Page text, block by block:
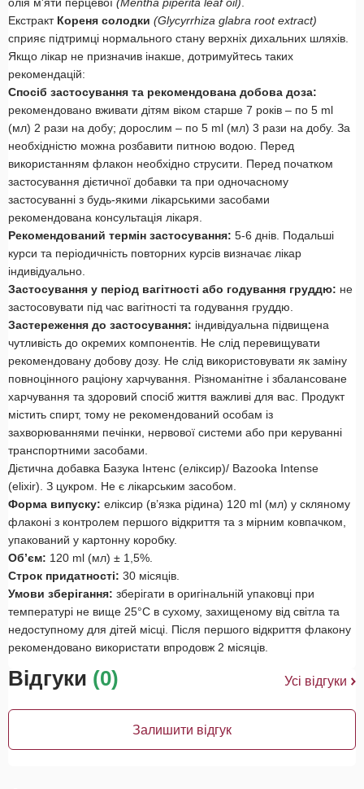
Екстракт Кореня солодки (Glycyrrhiza glabra root extract)
сприяє підтримці нормального стану верхніх дихальних шляхів.
Якщо лікар не призначив інакше, дотримуйтесь таких
рекомендацій:
Спосіб застосування та рекомендована добова доза:
рекомендовано вживати дітям віком старше 7 років – по 5 ml
(мл) 2 рази на добу; дорослим – по 5 ml (мл) 3 рази на добу. За
необхідністю можна розбавити питною водою. Перед
використанням флакон необхідно струсити. Перед початком
застосування дієтичної добавки та при одночасному
застосуванні з будь-якими лікарськими засобами
рекомендована консультація лікаря.
Рекомендований термін застосування: 5-6 днів. Подальші
курси та періодичність повторних курсів визначає лікар
індивідуально.
Застосування у період вагітності або годування груддю: не
застосовувати під час вагітності та годування груддю.
Застереження до застосування: індивідуальна підвищена
чутливість до окремих компонентів. Не слід перевищувати
рекомендовану добову дозу. Не слід використовувати як заміну
повноцінного раціону харчування. Різноманітне і збалансоване
харчування та здоровий спосіб життя важливі для вас. Продукт
містить спирт, тому не рекомендований особам із
захворюваннями печінки, нервової системи або при керуванні
транспортними засобами.
Дієтична добавка Базука Інтенс (еліксир)/ Bazooka Intense
(elixir). З цукром. Не є лікарським засобом.
Форма випуску: еліксир (в’язка рідина) 120 ml (мл) у скляному
флаконі з контролем першого відкриття та з мірним ковпачком,
упакований у картонну коробку.
Об’єм: 120 ml (мл) ± 1,5%.
Строк придатності: 30 місяців.
Умови зберігання: зберігати в оригінальній упаковці при
температурі не вище 25°С в сухому, захищеному від світла та
недоступному для дітей місці. Після першого відкриття флакону
рекомендовано використати впродовж 2 місяців.
Відгуки (0) Усі відгуки
Залишити відгук